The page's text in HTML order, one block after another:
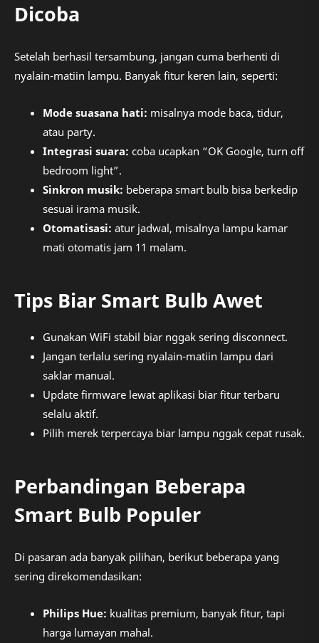
Dicoba
Setelah berhasil tersambung, jangan cuma berhenti di
nyalain-matiin lampu. Banyak fitur keren lain, seperti:
Mode suasana hati: misalnya mode baca, tidur,
atau party.
Integrasi suara: coba ucapkan “OK Google, turn off
bedroom light”.
Sinkron musik: beberapa smart bulb bisa berkedip
sesuai irama musik.
Otomatisasi: atur jadwal, misalnya lampu kamar
mati otomatis jam 11 malam.
Tips Biar Smart Bulb Awet
Gunakan WiFi stabil biar nggak sering disconnect.
Jangan terlalu sering nyalain-matiin lampu dari
saklar manual.
Update firmware lewat aplikasi biar fitur terbaru
selalu aktif.
Pilih merek terpercaya biar lampu nggak cepat rusak.
Perbandingan Beberapa
Smart Bulb Populer
Di pasaran ada banyak pilihan, berikut beberapa yang
sering direkomendasikan:
Philips Hue: kualitas premium, banyak fitur, tapi
harga lumayan mahal.